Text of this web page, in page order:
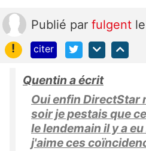
Publié par fulgent
!
citer
Quentin a écrit
Oui enfin DirectStar
soir je pestais que
le lendemain il y a
j'aime ces